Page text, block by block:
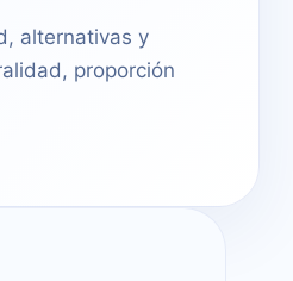
alternativas y
proporción